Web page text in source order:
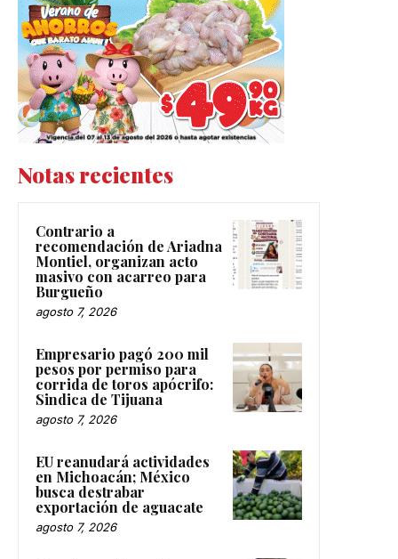
Notas recientes
Contrario a
recomendación de Ariadna
Montiel, organizan acto
masivo con acarreo para
Burgueño
agosto 7, 2026
Empresario pagó 200 mil
pesos por permiso para
corrida de toros apócrifo:
Sindica de Tijuana
agosto 7, 2026
EU reanudará actividades
en Michoacán; México
busca destrabar
exportación de aguacate
agosto 7, 2026